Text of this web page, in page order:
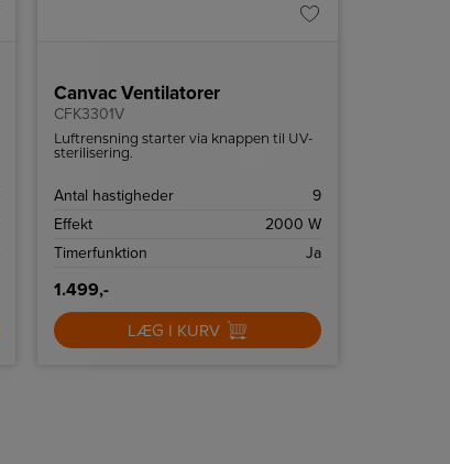
Canvac Ventilatorer
CFK3301V
Luftrensning starter via knappen til UV-
sterilisering.
Antal hastigheder
9
Effekt
2000 W
Timerfunktion
Ja
1.499,-
LÆG I KURV